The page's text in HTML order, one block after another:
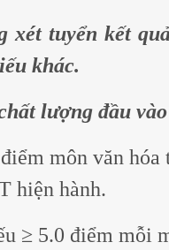
xét tuyển kết
khác.
lượng đầu vào
môn văn hóa
hiện hành.
≥ 5.0 điểm mỗi